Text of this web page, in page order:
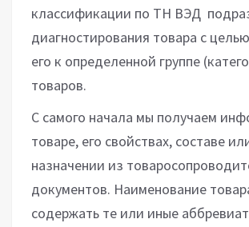
классификации по ТН ВЭД
диагностирования товара с
его к определенной группе
товаров.
С самого начала мы получаем
товаре, его свойствах, составе
назначении из
документов. Наименование
содержать те или иные